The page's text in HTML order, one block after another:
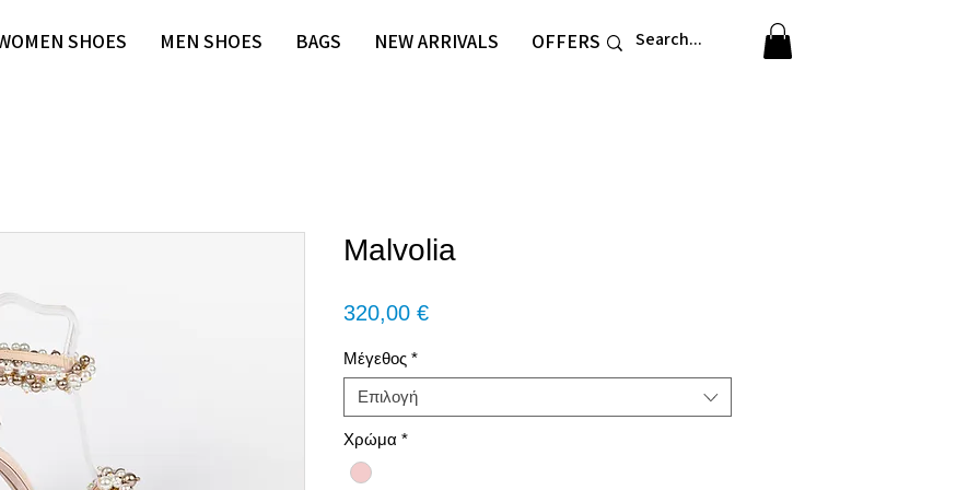
SHOES MEN SHOES BAGS NEW ARRIVALS OFFERS
Malvolia
320,00 €Τιμή
Μέγεθος *
Επιλογή
Χρώμα *